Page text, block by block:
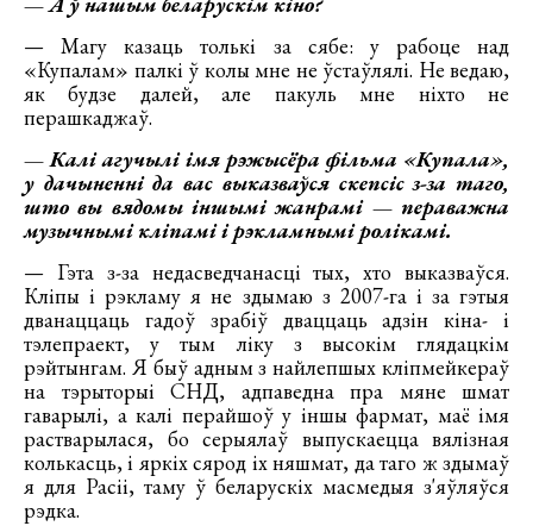
— Магу казаць толькі за сябе: у рабоце над
«Купалам» палкі ў колы мне не ўстаўлялі. Не ведаю,
як будзе далей, але пакуль мне ніхто не
перашкаджаў.
— Калі агучылі імя рэжысёра фільма «Купала»,
у дачыненні да вас выказваўся скепсіс з-за таго,
што вы вядомы іншымі жанрамі — пераважна
музычнымі кліпамі і рэкламнымі ролікамі.
— Гэта з-за недасведчанасці тых, хто выказваўся.
Кліпы і рэкламу я не здымаю з 2007-га і за гэтыя
дванаццаць гадоў зрабіў дваццаць адзін кіна- і
тэлепраект, у тым ліку з высокім глядацкім
рэйтынгам. Я быў адным з найлепшых кліпмейкераў
на тэрыторыі СНД, адпаведна пра мяне шмат
гаварылі, а калі перайшоў у іншы фармат, маё імя
растварылася, бо серыялаў выпускаецца вялізная
колькасць, і яркіх сярод іх няшмат, да таго ж здымаў
я для Расіі, таму ў беларускіх масмедыя з'яўляўся
рэдка.